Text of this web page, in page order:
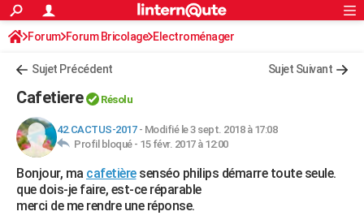
ACTUALITÉS
Politique
Société
Faits Divers
Education
Monde
Villes
+
FINANCE
Retraite
Impôts
Epargne
Immobilier
Risques naturels par ville
Banque
Assurance
Crédit
AUTO
Essais
Réserver un essai
Citadines
Berlines
SUV
Forum auto
+HIGH-TECH
Mobiles
Meilleur smartphone
Internet
Ordinateurs
Jeux vidéo
Guide high-tech
+
S'inscrire
Connexion
Forum Forum Bricolage Electroménager
Sujet Précédent Sujet Suivant
Cafetiere Résolu
42.CACTUS-2017- Modifié le 3 sept. 2018 à 17:08
Profil bloqué - 15 févr. 2017 à 12:00
Bonjour, ma cafetièresenséo philips démarre toute seule.
que dois-je faire, est-ce réparable
merci de me rendre une réponse.